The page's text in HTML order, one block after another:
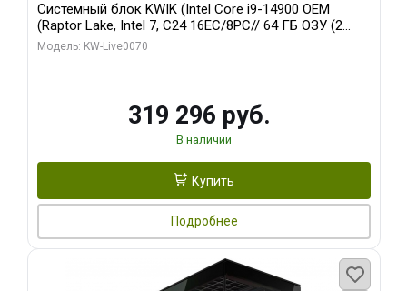
Системный блок KWIK (Intel Core i9-14900 OEM
(Raptor Lake, Intel 7, C24 16EC/8PC// 64 ГБ ОЗУ (2
модуля)/ Gigabyte RTX5080 XTREME WATERFORCE
Модель: KW-Live0070
319 296 руб.
В наличии
Купить
Подробнее